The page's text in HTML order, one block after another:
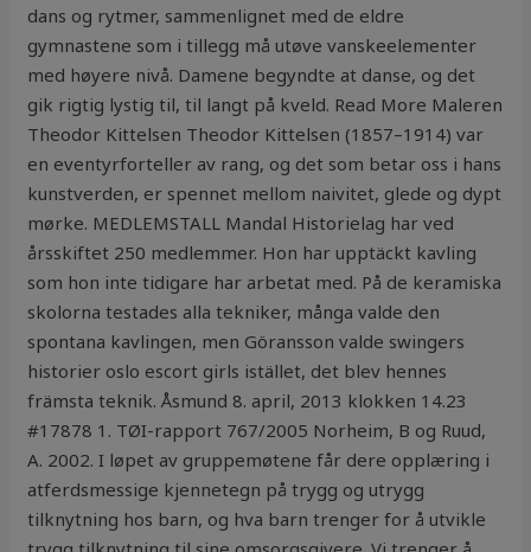
dans og rytmer, sammenlignet med de eldre
gymnastene som i tillegg må utøve vanskeelementer
med høyere nivå. Damene begyndte at danse, og det
gik rigtig lystig til, til langt på kveld. Read More Maleren
Theodor Kittelsen Theodor Kittelsen (1857–1914) var
en eventyrforteller av rang, og det som betar oss i hans
kunstverden, er spennet mellom naivitet, glede og dypt
mørke. MEDLEMSTALL Mandal Historielag har ved
årsskiftet 250 medlemmer. Hon har upptäckt kavling
som hon inte tidigare har arbetat med. På de keramiska
skolorna testades alla tekniker, många valde den
spontana kavlingen, men Göransson valde swingers
historier oslo escort girls istället, det blev hennes
främsta teknik. Åsmund 8. april, 2013 klokken 14.23
#17878 1. TØI-rapport 767/2005 Norheim, B og Ruud,
A. 2002. I løpet av gruppemøtene får dere opplæring i
atferdsmessige kjennetegn på trygg og utrygg
tilknytning hos barn, og hva barn trenger for å utvikle